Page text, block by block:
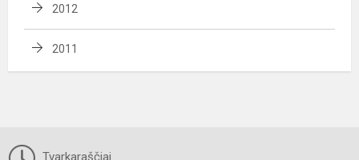
2012
2011
Tvarkaraščiai